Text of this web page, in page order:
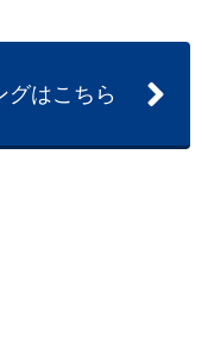
グはこちら